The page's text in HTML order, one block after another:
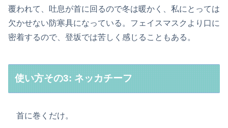
覆われて、吐息が首に回るので冬は暖かく、私にとっては
欠かせない防寒具になっている。フェイスマスクより口に
密着するので、登坂では苦しく感じることもある。
使い方その3: ネッカチーフ
首に巻くだけ。